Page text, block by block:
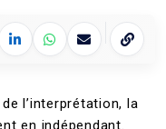
LinkedInWhatsApp
E‑mail
l’interprétation, la
en indépendant.